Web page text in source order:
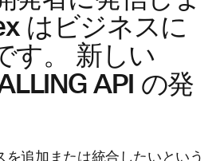
はビジネスに
す。 新しい
API の発
を追加または統合したいという